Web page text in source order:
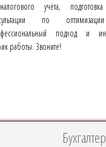
учёта, подготовка
по
подход и
работы. Звоните!